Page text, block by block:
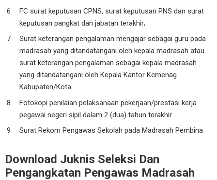
FC surat keputusan CPNS, surat keputusan PNS dan surat
keputusan pangkat dan jabatan terakhir;
Surat keterangan pengalaman mengajar sebagai guru pada
madrasah yang ditandatangani oleh kepala madrasah atau
surat keterangan pengalaman sebagai kepala madrasah
yang ditandatangani oleh Kepala Kantor Kemenag
Kabupaten/Kota
Fotokopi penilaian pelaksanaan pekerjaan/prestasi kerja
pegawai negeri sipil dalam 2 (dua) tahun terakhir.
Surat Rekom Pengawas Sekolah pada Madrasah Pembina
Download Juknis Seleksi Dan
Pengangkatan Pengawas Madrasah